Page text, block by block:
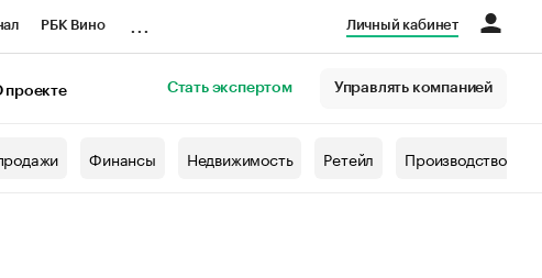
РБК Вино Личный кабинет
проекте Стать экспертом Управлять компанией
Финансы Недвижимость Ретейл Производство